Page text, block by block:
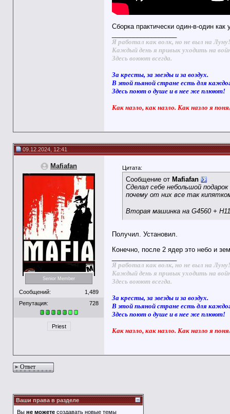
Cборка практически один-в-один
Я работал как волк, но не выл на Луну!
Каждый день я привык уходить на
Здесь воюют всегда.
За кресты, за звезды и за воздух.
В этой пьяной стране есть для
Здесь поют о душе и в нее же плюют!
Как назло, как назло. Как назло я
09.12.2024, 12:41
Mafiafan
Senior Member
Сообщений:
1,489
Репутация:
728
Priest
Цитата:
Сообщение от Mafiafan
Сделал себе небольшой
почему от них все так
Вторая машинка на G4560 +
Получил. Установил.
Конечно, после 2 ядер это небо и
Я работал как волк, но не выл на Луну!
Каждый день я привык уходить на
Здесь воюют всегда.
За кресты, за звезды и за воздух.
В этой пьяной стране есть для
Здесь поют о душе и в нее же плюют!
Как назло, как назло. Как назло я
Ответ
Ваши права в разделе
Вы не можете создавать новые темы